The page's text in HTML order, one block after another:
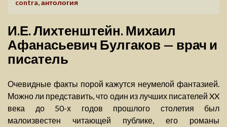
contra, антология
И.Е. Лихтенштейн. Михаил
Афанасьевич Булгаков — врач и
писатель
Очевидные факты порой кажутся неумелой фантазией.
Можно ли представить, что один из лучших писателей XX
века до 50-х годов прошлого столетия был
малоизвестен читающей публике, его романы